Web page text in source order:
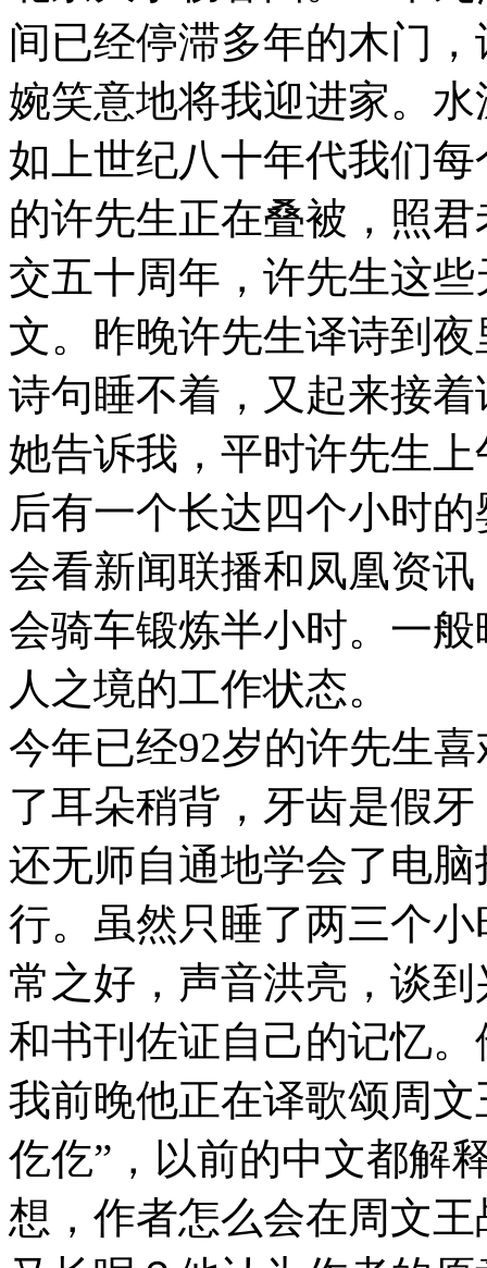
间已经停滞多年的木门
婉笑意地将我迎进家。
如上世纪八十年代我们
的许先生正在叠被，照
交五十周年，许先生这
文。昨晚许先生译诗到
诗句睡不着，又起来接
她告诉我，平时许先生
后有一个长达四个小时
会看新闻联播和凤凰资
会骑车锻炼半小时。一
人之境的工作状态。
今年已经92岁的许先生
了耳朵稍背，牙齿是假
还无师自通地学会了电
行。虽然只睡了两三个
常之好，声音洪亮，谈
和书刊佐证自己的记忆
我前晚他正在译歌颂周
仡仡”，以前的中文都解
想，作者怎么会在周文